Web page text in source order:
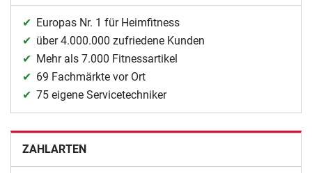
Europas Nr. 1 für Heimfitness
über 4.000.000 zufriedene Kunden
Mehr als 7.000 Fitnessartikel
69 Fachmärkte vor Ort
75 eigene Servicetechniker
ZAHLARTEN